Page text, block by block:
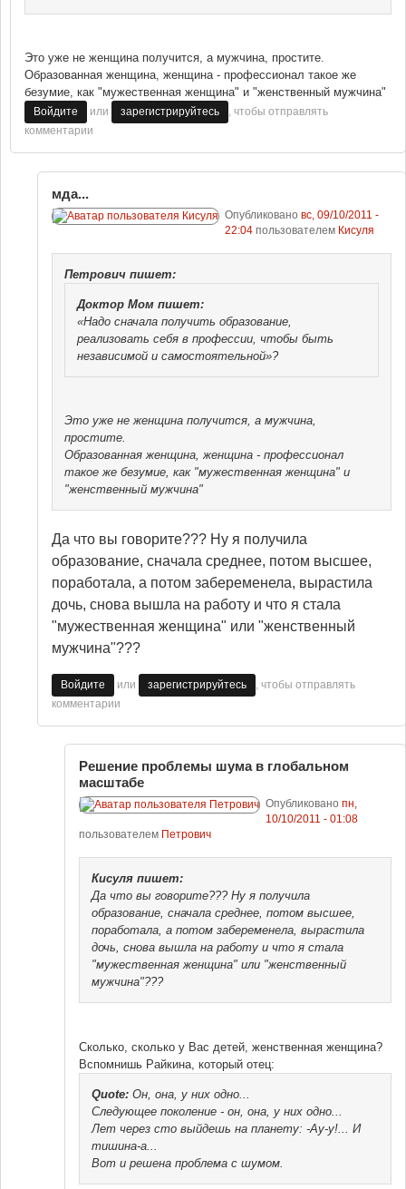
Это уже не женщина получится, а мужчина, простите.
Образованная женщина, женщина - профессионал такое же
безумие, как "мужественная женщина" и "женственный мужчина"
Войдите или зарегистрируйтесь
, чтобы отправлять
комментарии
мда...
Опубликовано вс, 09/10/2011 -
22:04пользователем Кисуля
Петрович пишет:
Доктор Мом пишет:
«Надо сначала получить образование,
реализовать себя в профессии, чтобы быть
независимой и самостоятельной»?
Это уже не женщина получится, а мужчина,
простите.
Образованная женщина, женщина - профессионал
такое же безумие, как "мужественная женщина" и
"женственный мужчина"
Да что вы говорите??? Ну я получила
образование, сначала среднее, потом высшее,
поработала, а потом забеременела, вырастила
дочь, снова вышла на работу и что я стала
"мужественная женщина" или "женственный
мужчина"???
Войдите или зарегистрируйтесь
, чтобы отправлять
комментарии
Решение проблемы шума в глобальном
масштабе
Опубликовано пн,
10/10/2011 - 01:08
пользователем Петрович
Кисуля пишет:
Да что вы говорите??? Ну я получила
образование, сначала среднее, потом высшее,
поработала, а потом забеременела, вырастила
дочь, снова вышла на работу и что я стала
"мужественная женщина" или "женственный
мужчина"???
Сколько, сколько у Вас детей, женственная женщина?
Вспомнишь Райкина, который отец:
Quote: Он, она, у них одно...
Следующее поколение - он, она, у них одно...
Лет через сто выйдешь на планету: -Ау-у!... И
тишина-а...
Вот и решена проблема с шумом.